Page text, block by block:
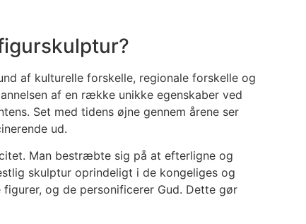
af kulturelle forskelle, regionale forskelle og
af en række unikke egenskaber ved
Set med tidens øjne gennem årene ser
ud.
Man bestræbte sig på at efterligne og
skulptur oprindeligt i de kongeliges og
og de personificerer Gud. Dette gør